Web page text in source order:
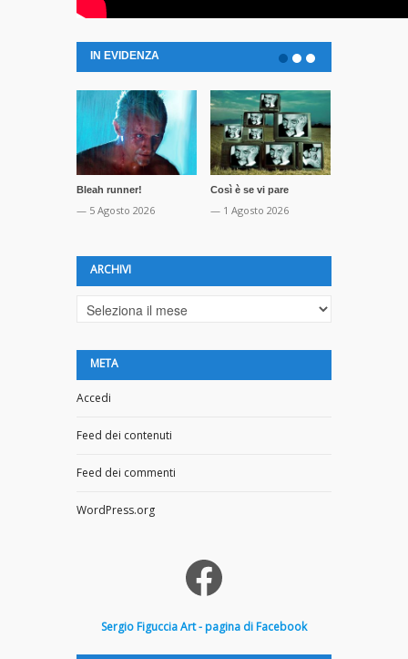
IN EVIDENZA
Bleah runner!
— 5 Agosto 2026
Così è se vi pare
— 1 Agosto 2026
ARCHIVI
Archivi
META
Accedi
Feed dei contenuti
Feed dei commenti
WordPress.org
Facebook
SergioFigucciaArt - pagina di Facebook